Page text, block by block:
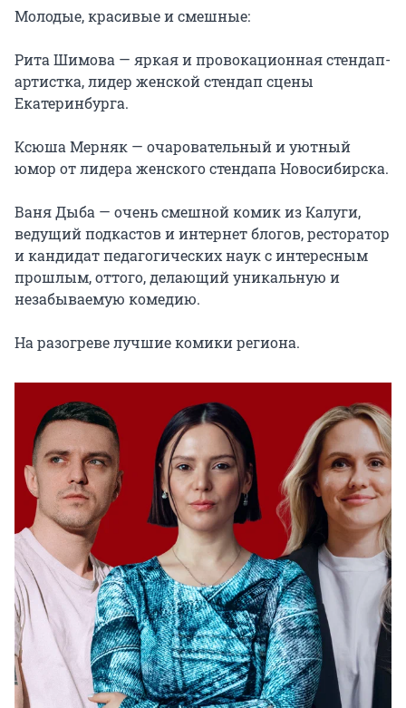
Молодые, красивые и смешные:
Рита Шимова — яркая и провокационная стендап-
артистка, лидер женской стендап сцены
Екатеринбурга.
Ксюша Мерняк — очаровательный и уютный
юмор от лидера женского стендапа Новосибирска.
Ваня Дыба — очень смешной комик из Калуги,
ведущий подкастов и интернет блогов, ресторатор
и кандидат педагогических наук с интересным
прошлым, оттого, делающий уникальную и
незабываемую комедию.
На разогреве лучшие комики региона.